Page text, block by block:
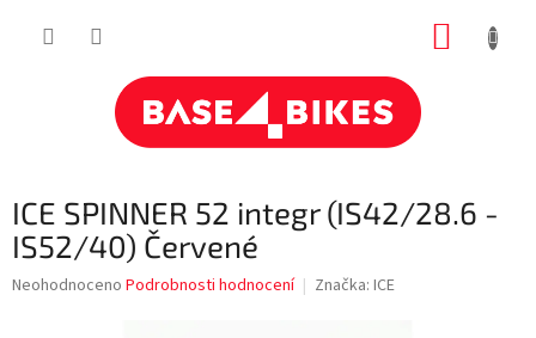
ICE SPINNER 52 integr (IS42/28.6 -
IS52/40) Červené
Průměrné
Neohodnoceno Podrobnosti hodnocení Značka: ICE